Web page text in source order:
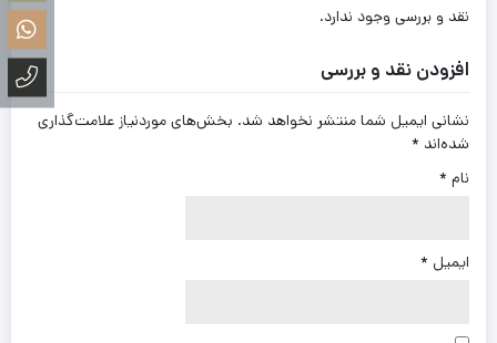
نقد و بررسی وجود ندارد.
افزودن نقد و بررسی
نشانی ایمیل شما منتشر نخواهد شد. بخش‌های موردنیاز علامت‌گذاری
شده‌اند *
نام *
ایمیل *